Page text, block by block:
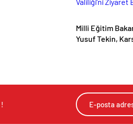
Milli Eğitim
Yusuf Tekin,